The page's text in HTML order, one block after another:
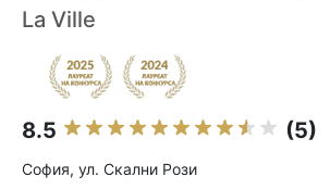
La Ville
8.5 (5)
София, ул. Скални Рози